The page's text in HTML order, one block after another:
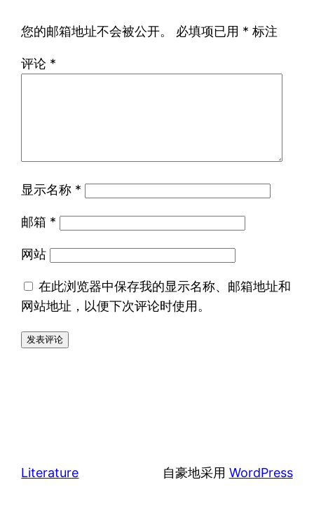
您的邮箱地址不会被公开。 必填项已用 * 标注
评论 *
显示名称 *
邮箱 *
网站
在此浏览器中保存我的显示名称、邮箱地址和
网站地址，以便下次评论时使用。
Literature 自豪地采用 WordPress